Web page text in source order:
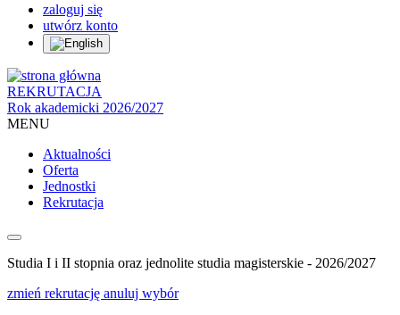
zaloguj się
utwórz konto
REKRUTACJA
Rok akademicki 2026/2027
MENU
Aktualności
Oferta
Jednostki
Rekrutacja
Studia I i II stopnia oraz jednolite studia magisterskie - 2026/2027
zmień rekrutację anuluj wybór